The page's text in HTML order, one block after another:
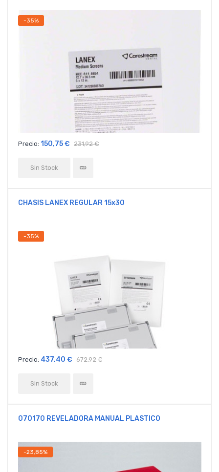
-35%
Precio: 150,75 € 231,92 €
Sin Stock
CHASIS LANEX REGULAR 15x30
-35%
Precio: 437,40 € 672,92 €
Sin Stock
070170 REVELADORA MANUAL PLASTICO
-23,85%